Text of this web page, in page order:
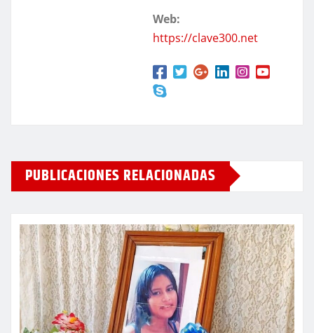
Web:
https://clave300.net
PUBLICACIONES RELACIONADAS